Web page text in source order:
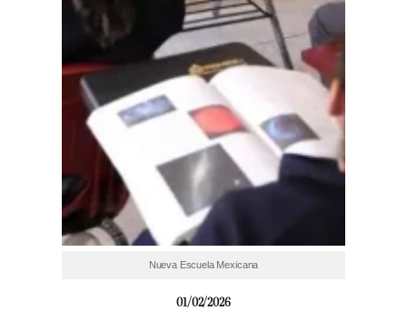
Nueva Escuela Mexicana
01/02/2026